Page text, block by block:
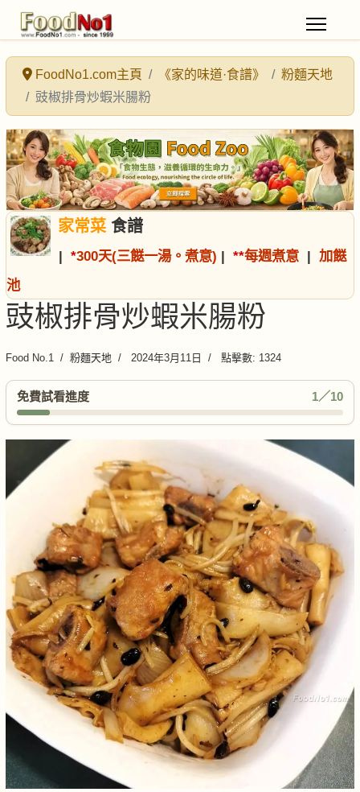
FoodNo1.com主頁 《家的味道·食譜》
粉麵天地
豉椒排骨炒蝦米腸粉
家常菜食譜
| *300天(三餸一湯。煮意) | **每週煮意 | 加餸
池
豉椒排骨炒蝦米腸粉
Food No.1 粉麵天地 2024年3月11日 點擊數: 1324
免費試看進度 1／10